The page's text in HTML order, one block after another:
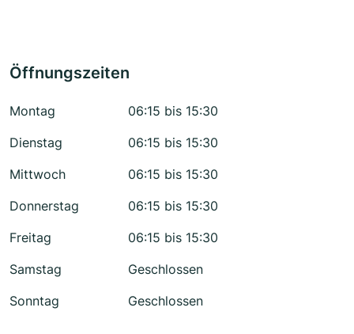
Öffnungszeiten
Montag
06:15 bis 15:30
Dienstag
06:15 bis 15:30
Mittwoch
06:15 bis 15:30
Donnerstag
06:15 bis 15:30
Freitag
06:15 bis 15:30
Samstag
Geschlossen
Sonntag
Geschlossen